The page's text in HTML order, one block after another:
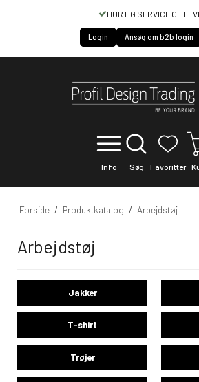
HURTIG SERVICE OF
Login Ansøg om b2b login
Info Søg Favoritter
Forside / Produktkatalog / Arbejdstøj
Arbejdstøj
Jakker
T-shirt
Trøjer